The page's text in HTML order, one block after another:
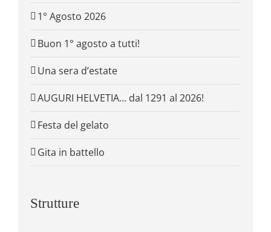
1° Agosto 2026
Buon 1° agosto a tutti!
Una sera d’estate
AUGURI HELVETIA… dal 1291 al 2026!
Festa del gelato
Gita in battello
Strutture